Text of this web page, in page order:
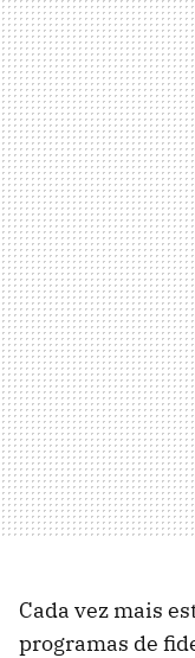
Cada vez mais
programas de